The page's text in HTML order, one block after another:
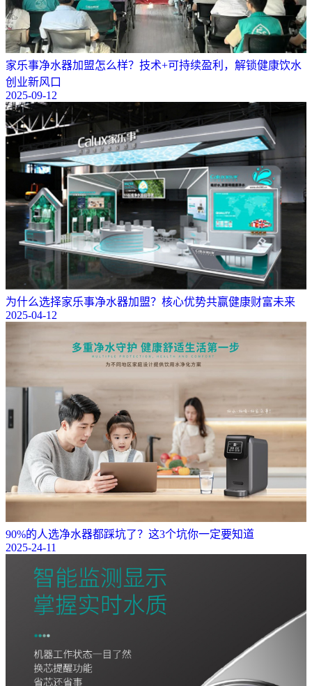
​家乐事净水器加盟怎么样？技术+可持续盈利，解锁健康饮水
创业新风口
2025-09-12
为什么选择家乐事净水器加盟？核心优势共赢健康财富未来
2025-04-12
90%的人选净水器都踩坑了？这3个坑你一定要知道
2025-24-11